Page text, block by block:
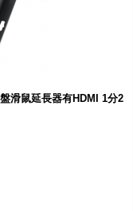
滑鼠延長器有HDMI 1分2